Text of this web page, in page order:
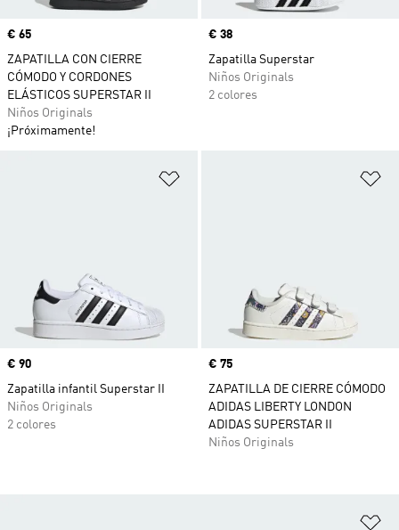
Precio
€ 65
ZAPATILLA CON CIERRE
CÓMODO Y CORDONES
ELÁSTICOS SUPERSTAR II
Niños Originals
¡Próximamente!
Precio
€ 38
Zapatilla Superstar
Niños Originals
2 colores
Precio
€ 90
Zapatilla infantil Superstar II
Niños Originals
2 colores
Precio
€ 75
ZAPATILLA DE CIERRE CÓMODO
ADIDAS LIBERTY LONDON
ADIDAS SUPERSTAR II
Niños Originals